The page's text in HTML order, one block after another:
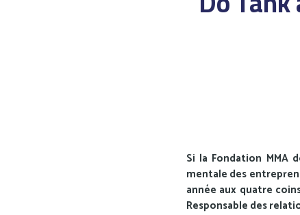
Si la Fondation MMA
mentale des
année aux quatre
Responsable des